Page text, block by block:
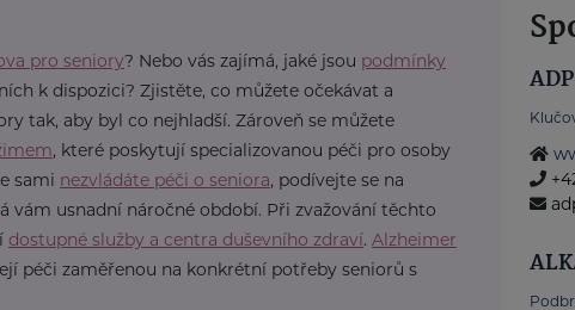
pro seniory? Nebo vás zajímá, jaké jsou podmínky
k dispozici? Zjistěte, co můžete očekávat a
tak, aby byl co nejhladší. Zároveň se můžete
, které poskytují specializovanou péči pro osoby
sami nezvládáte péči o seniora, podívejte se na
vám usnadní náročné období. Při zvažování těchto
dostupné služby a centra duševního zdraví. Alzheimer
péči zaměřenou na konkrétní potřeby seniorů s